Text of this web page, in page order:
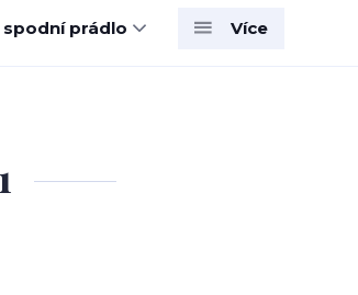
spodní prádlo Více